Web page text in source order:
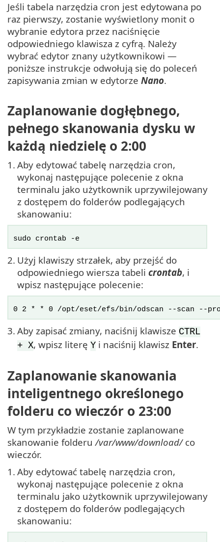
Jeśli tabela narzędzia cron jest edytowana po
raz pierwszy, zostanie wyświetlony monit o
wybranie edytora przez naciśnięcie
odpowiedniego klawisza z cyfrą. Należy
wybrać edytor znany użytkownikowi —
poniższe instrukcje odwołują się do poleceń
zapisywania zmian w edytorze Nano.
Zaplanowanie dogłębnego,
pełnego skanowania dysku w
każdą niedzielę o 2:00
1. Aby edytować tabelę narzędzia cron,
wykonaj następujące polecenie z okna
terminalu jako użytkownik uprzywilejowany
z dostępem do folderów podlegających
skanowaniu:
sudo crontab -e
2. Użyj klawiszy strzałek, aby przejść do
odpowiedniego wiersza tabeli crontab, i
wpisz następujące polecenie:
0 2 * * 0 /opt/eset/efs/bin/odscan --scan --
3. Aby zapisać zmiany, naciśnij klawisze CTRL
+ X, wpisz literę Y i naciśnij klawisz Enter.
Zaplanowanie skanowania
inteligentnego określonego
folderu co wieczór o 23:00
W tym przykładzie zostanie zaplanowane
skanowanie folderu/var/www/download/co
wieczór.
1. Aby edytować tabelę narzędzia cron,
wykonaj następujące polecenie z okna
terminalu jako użytkownik uprzywilejowany
z dostępem do folderów podlegających
skanowaniu: